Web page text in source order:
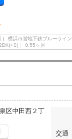
横浜市営地下鉄ブルーライン
0.55ヶ月
区中田西２丁
交通